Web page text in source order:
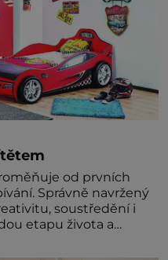
od prvních
Správně navržený
soustředění i
etapu života a
proto by pokoj